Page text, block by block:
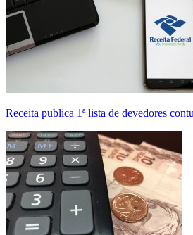
Receita publica 1ª lista de devedores